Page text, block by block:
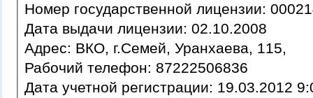
Номер государственной
Дата выдачи лицензии: 02.10.2008
Адрес: ВКО, г.Семей, Уранхаева, 115,
Рабочий телефон: 87222506836
Дата учетной регистрации: